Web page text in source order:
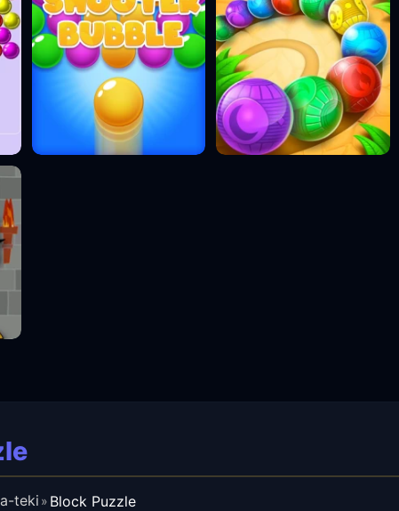
teki » Block Puzzle